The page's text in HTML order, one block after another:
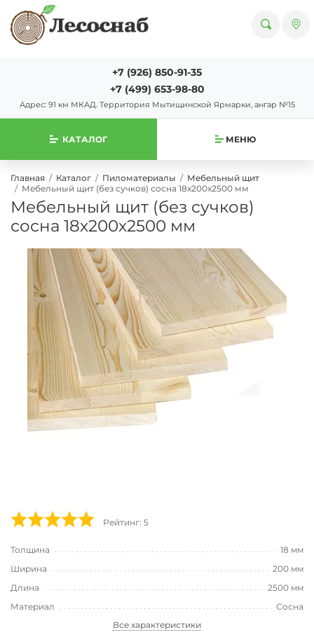
+7 (926) 850-91-35
+7 (499) 653-98-80
Адрес: 91 км МКАД. Территория Мытищинской Ярмарки, ангар №15
КАТАЛОГ МЕНЮ
Главная Каталог Пиломатериалы
Мебельный щит
Мебельный щит (без сучков) сосна 18х200х2500 мм
Мебельный щит (без сучков)
сосна 18х200х2500 мм
Рейтинг: 5
Толщина
18 мм
Ширина
200 мм
Длина
2500 мм
Материал
Сосна
Все характеристики